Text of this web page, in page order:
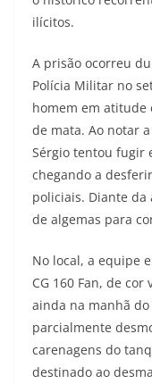
ilícitos.
A prisão ocorreu
Polícia Militar no
homem em atitude
de mata. Ao notar
Sérgio tentou fugir
chegando a
policiais. Diante da
de algemas para
No local, a equipe
CG 160 Fan, de
ainda na manhã
parcialmente
carenagens do
destinado ao